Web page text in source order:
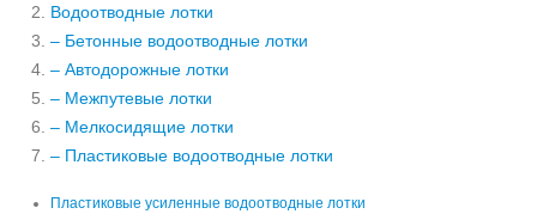
Водоотводные лотки
– Бетонные водоотводные лотки
– Автодорожные лотки
– Межпутевые лотки
– Мелкосидящие лотки
– Пластиковые водоотводные лотки
Пластиковые усиленные водоотводные лотки